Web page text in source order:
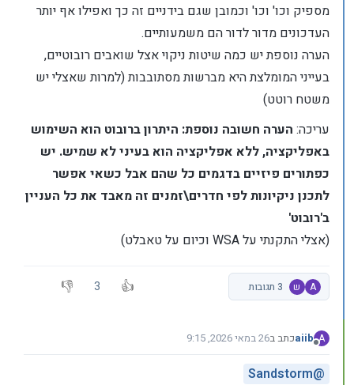
מספיק וכו' וכו' וכמובן שגם בידניים זה כך ואפילו אף יותר
העדכונים מדור לדור הם משמעותיים.
הערה נוספת יש כמה שיטות ניקוי אצל שואבים רובוטיים,
בעייני המומלצת היא מברשות מסתובבות (למרות שאצלי יש
משטח רוטט)
עריכה: הערה חשובה נוספת: היתרון ברובוט הוא השימוש
באפליקציה, ללא אפליקציה הוא בעיני לא שמיש. יש
כפתורים פיזיים בדגמים כל שהם אבל כשאי אפשר
לתכנן ניקיונות לפי חדרים\זמנים זה מאבד את כל העניין
ב'רובוט'
(אצלי התקנתי על WSA וכיום על טאבלט)
A ש 3 תגובות 3
A
מנותק
aiibכתב ב26 במאי 2026, 9:15
נערך לאחרונה על ידי
@
Sandstorm